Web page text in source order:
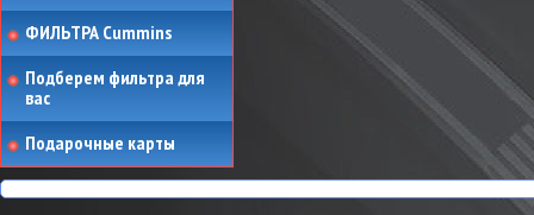
ФИЛЬТРА Cummins
Подберем фильтра для
вас
Подарочные карты